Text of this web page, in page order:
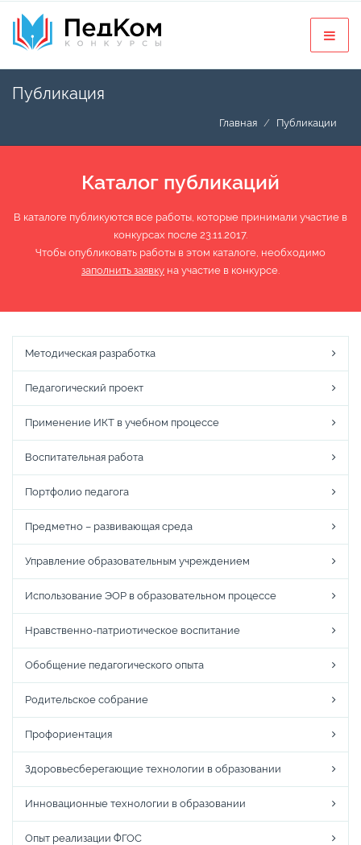
Публикация
Главная Публикации
Каталог публикаций
В каталоге публикуются все работы, которые принимали участие в
конкурсах после 23.11.2017.
Чтобы опубликовать работы в этом каталоге, необходимо
заполнить заявку на участие в конкурсе.
Методическая разработка
Педагогический проект
Применение ИКТ в учебном процессе
Воспитательная работа
Портфолио педагога
Предметно – развивающая среда
Управление образовательным учреждением
Использование ЭОР в образовательном процессе
Нравственно-патриотическое воспитание
Обобщение педагогического опыта
Родительское собрание
Профориентация
Здоровьесберегающие технологии в образовании
Инновационные технологии в образовании
Опыт реализации ФГОС